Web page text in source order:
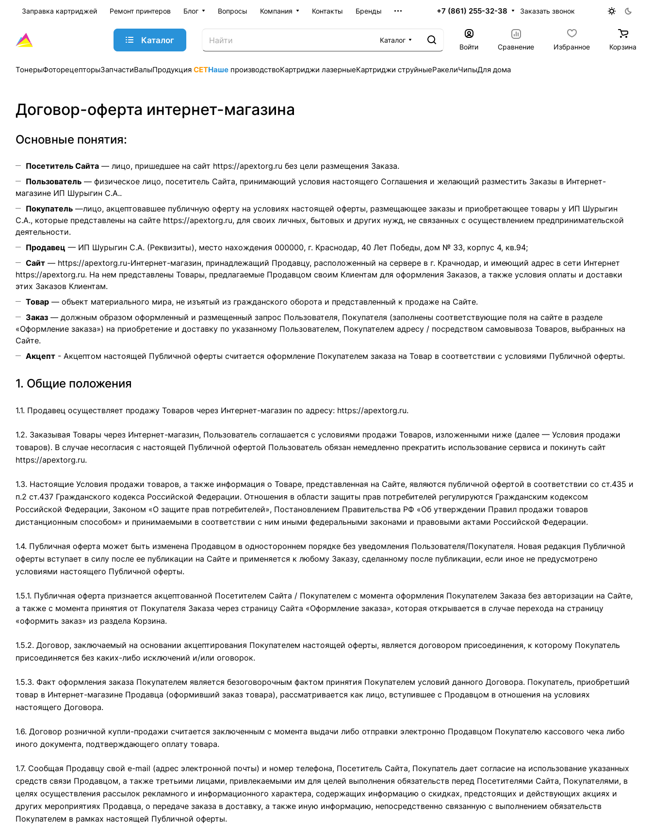
Заправка картриджей Ремонт принтеров Блог Вопросы Компания Контакты Бренды +7 (861) 255-32-38 Заказать звонок
Каталог
Каталог
Войти
Сравнение Избранное Корзина
ТонерыФоторецепторыЗапчастиВалыПродукция CETНаше производствоКартриджи лазерныеКартриджи струйныеРакелиЧипыДля дома
Договор-оферта интернет-магазина
Основные понятия:
Посетитель Сайта — лицо, пришедшее на сайт https://apextorg.ru без цели размещения Заказа.
Пользователь — физическое лицо, посетитель Сайта, принимающий условия настоящего Соглашения и желающий разместить Заказы в Интернет-
магазине ИП Шурыгин С.А..
Покупатель —лицо, акцептовавшее публичную оферту на условиях настоящей оферты, размещающее заказы и приобретающее товары у ИП Шурыгин
С.А., которые представлены на сайте https://apextorg.ru, для своих личных, бытовых и других нужд, не связанных с осуществлением предпринимательской
деятельности.
Продавец — ИП Шурыгин С.А. (Реквизиты), место нахождения 000000, г. Краснодар, 40 Лет Победы, дом № 33, корпус 4, кв.94;
Сайт — https://apextorg.ru-Интернет-магазин, принадлежащий Продавцу, расположенный на сервере в г. Крачнодар, и имеющий адрес в сети Интернет
https://apextorg.ru. На нем представлены Товары, предлагаемые Продавцом своим Клиентам для оформления Заказов, а также условия оплаты и доставки
этих Заказов Клиентам.
Товар — объект материального мира, не изъятый из гражданского оборота и представленный к продаже на Сайте.
Заказ — должным образом оформленный и размещенный запрос Пользователя, Покупателя (заполнены соответствующие поля на сайте в разделе
«Оформление заказа») на приобретение и доставку по указанному Пользователем, Покупателем адресу / посредством самовывоза Товаров, выбранных на
Сайте.
Акцепт - Акцептом настоящей Публичной оферты считается оформление Покупателем заказа на Товар в соответствии с условиями Публичной оферты.
1. Общие положения
1.1. Продавец осуществляет продажу Товаров через Интернет-магазин по адресу: https://apextorg.ru.
1.2. Заказывая Товары через Интернет-магазин, Пользователь соглашается с условиями продажи Товаров, изложенными ниже (далее — Условия продажи
товаров). В случае несогласия с настоящей Публичной офертой Пользователь обязан немедленно прекратить использование сервиса и покинуть сайт
https://apextorg.ru.
1.3. Настоящие Условия продажи товаров, а также информация о Товаре, представленная на Сайте, являются публичной офертой в соответствии со ст.435 и
п.2 ст.437 Гражданского кодекса Российской Федерации. Отношения в области защиты прав потребителей регулируются Гражданским кодексом
Российской Федерации, Законом «О защите прав потребителей», Постановлением Правительства РФ «Об утверждении Правил продажи товаров
дистанционным способом» и принимаемыми в соответствии с ним иными федеральными законами и правовыми актами Российской Федерации.
1.4. Публичная оферта может быть изменена Продавцом в одностороннем порядке без уведомления Пользователя/Покупателя. Новая редакция Публичной
оферты вступает в силу после ее публикации на Сайте и применяется к любому Заказу, сделанному после публикации, если иное не предусмотрено
условиями настоящего Публичной оферты.
1.5.1. Публичная оферта признается акцептованной Посетителем Сайта / Покупателем с момента оформления Покупателем Заказа без авторизации на Сайте,
а также с момента принятия от Покупателя Заказа через страницу Сайта «Оформление заказа», которая открывается в случае перехода на страницу
«оформить заказ» из раздела Корзина.
1.5.2. Договор, заключаемый на основании акцептирования Покупателем настоящей оферты, является договором присоединения, к которому Покупатель
присоединяется без каких-либо исключений и/или оговорок.
1.5.3. Факт оформления заказа Покупателем является безоговорочным фактом принятия Покупателем условий данного Договора. Покупатель, приобретший
товар в Интернет-магазине Продавца (оформивший заказ товара), рассматривается как лицо, вступившее с Продавцом в отношения на условиях
настоящего Договора.
1.6. Договор розничной купли-продажи считается заключенным с момента выдачи либо отправки электронно Продавцом Покупателю кассового чека либо
иного документа, подтверждающего оплату товара.
1.7. Сообщая Продавцу свой e-mail (адрес электронной почты) и номер телефона, Посетитель Сайта, Покупатель дает согласие на использование указанных
средств связи Продавцом, а также третьими лицами, привлекаемыми им для целей выполнения обязательств перед Посетителями Сайта, Покупателями, в
целях осуществления рассылок рекламного и информационного характера, содержащих информацию о скидках, предстоящих и действующих акциях и
других мероприятиях Продавца, о передаче заказа в доставку, а также иную информацию, непосредственно связанную с выполнением обязательств
Покупателем в рамках настоящей Публичной оферты.